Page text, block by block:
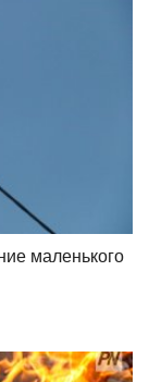
маленького